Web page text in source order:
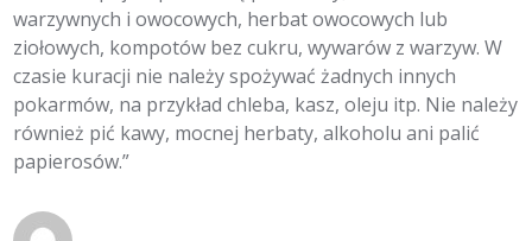
warzywnych i owocowych, herbat owocowych lub
ziołowych, kompotów bez cukru, wywarów z warzyw. W
czasie kuracji nie należy spożywać żadnych innych
pokarmów, na przykład chleba, kasz, oleju itp. Nie należy
również pić kawy, mocnej herbaty, alkoholu ani palić
papierosów.”